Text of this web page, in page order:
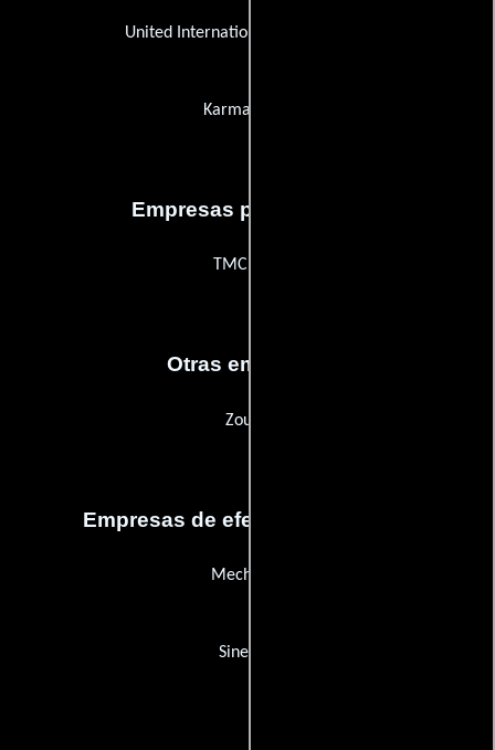
United International Pictures (UIP)
Karma Films
Empresas productoras
TMC Film
Otras empresas
Zound
Empresas de efectos especiales
MechaSFX
Sinefekt